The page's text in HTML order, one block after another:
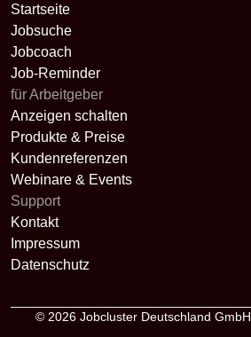
Startseite
Jobsuche
Jobcoach
Job-Reminder
für Arbeitgeber
Anzeigen schalten
Produkte & Preise
Kundenreferenzen
Webinare & Events
Support
Kontakt
Impressum
Datenschutz
© 2026 Jobcluster Deutschland GmbH